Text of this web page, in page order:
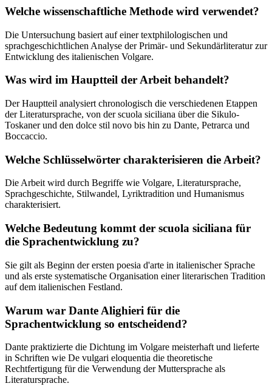
Welche wissenschaftliche Methode wird verwendet?
Die Untersuchung basiert auf einer textphilologischen und
sprachgeschichtlichen Analyse der Primär- und Sekundärliteratur zur
Entwicklung des italienischen Volgare.
Was wird im Hauptteil der Arbeit behandelt?
Der Hauptteil analysiert chronologisch die verschiedenen Etappen
der Literatursprache, von der scuola siciliana über die Sikulo-
Toskaner und den dolce stil novo bis hin zu Dante, Petrarca und
Boccaccio.
Welche Schlüsselwörter charakterisieren die Arbeit?
Die Arbeit wird durch Begriffe wie Volgare, Literatursprache,
Sprachgeschichte, Stilwandel, Lyriktradition und Humanismus
charakterisiert.
Welche Bedeutung kommt der scuola siciliana für
die Sprachentwicklung zu?
Sie gilt als Beginn der ersten poesia d'arte in italienischer Sprache
und als erste systematische Organisation einer literarischen Tradition
auf dem italienischen Festland.
Warum war Dante Alighieri für die
Sprachentwicklung so entscheidend?
Dante praktizierte die Dichtung im Volgare meisterhaft und lieferte
in Schriften wie De vulgari eloquentia die theoretische
Rechtfertigung für die Verwendung der Muttersprache als
Literatursprache.